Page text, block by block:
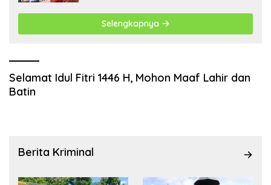
Selengkapnya
Selamat Idul Fitri 1446 H, Mohon Maaf Lahir dan
Batin
Berita Kriminal